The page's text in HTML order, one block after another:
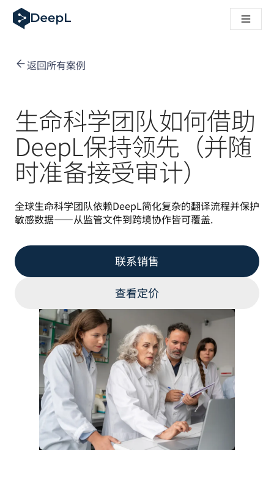
DeepL 人工智能智能体
DeepL Translation Flow：针对关键应用场景和集成的新型
了解 Translation Flow：面向所有需要此类服务的团队，
从高质量文本翻译到实时语音平台
Building an instantly accessible voice demo with DeepL
返回所有案例
生命科学团队如何借助
DeepL保持领先（并随
时准备接受审计）
全球生命科学团队依赖DeepL简化复杂的翻译流程并保护
敏感数据——从监管文件到跨境协作皆可覆盖.
联系销售
查看定价